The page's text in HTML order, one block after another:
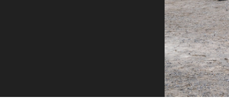
Sala Casting
Sala Paolo Tenna
FILM FUNDS
Piemonte Film Tv Fund
Piemonte Film Tv
Piemonte Doc Film Fund
Short Film Fund